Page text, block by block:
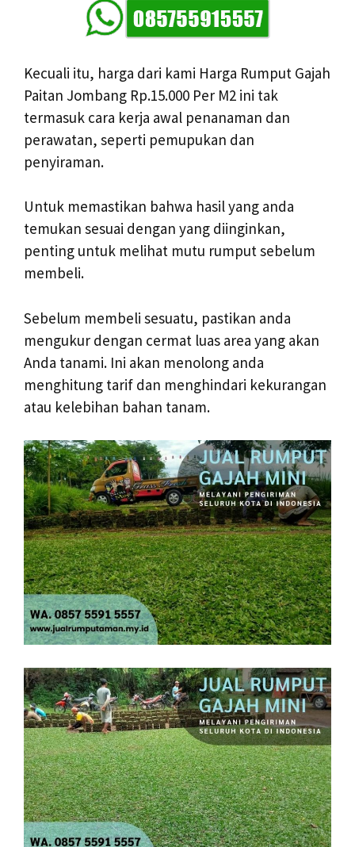
Kecuali itu, harga dari kami Harga Rumput Gajah
Paitan Jombang Rp.15.000 Per M2 ini tak
termasuk cara kerja awal penanaman dan
perawatan, seperti pemupukan dan
penyiraman.
Untuk memastikan bahwa hasil yang anda
temukan sesuai dengan yang diinginkan,
penting untuk melihat mutu rumput sebelum
membeli.
Sebelum membeli sesuatu, pastikan anda
mengukur dengan cermat luas area yang akan
Anda tanami. Ini akan menolong anda
menghitung tarif dan menghindari kekurangan
atau kelebihan bahan tanam.